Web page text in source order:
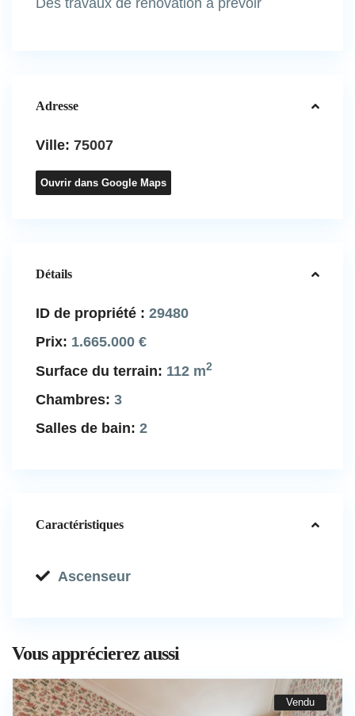
Des travaux de rénovation à prévoir
Adresse
Ville: 75007
Ouvrir dans Google Maps
Détails
ID de propriété : 29480
Prix: 1.665.000 €
Surface du terrain: 112 m2
Chambres: 3
Salles de bain: 2
Caractéristiques
Ascenseur
Vous apprécierez aussi
Vendu